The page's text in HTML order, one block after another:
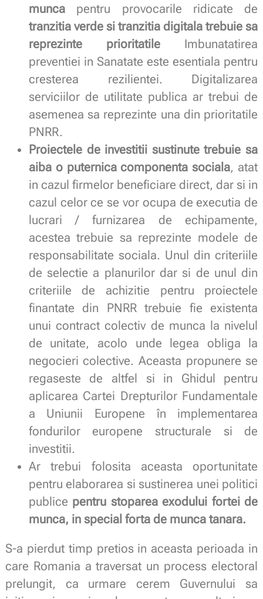
muncapentru provocarile ridicate de
tranzitia verde si tranzitia digitala trebuie sa
reprezinte prioritatile Imbunatatirea
preventiei in Sanatate este esentiala pentru
cresterea rezilientei. Digitalizarea
serviciilor de utilitate publica ar trebui de
asemenea sa reprezinte una din prioritatile
PNRR.
Proiectele de investitii sustinute trebuie sa
aiba o puternica componenta sociala, atat
in cazul firmelor beneficiare direct, dar si in
cazul celor ce se vor ocupa de executia de
lucrari / furnizarea de echipamente,
acestea trebuie sa reprezinte modele de
responsabilitate sociala. Unul din criteriile
de selectie a planurilor dar si de unul din
criteriile de achizitie pentru proiectele
finantate din PNRR trebuie fie existenta
unui contract colectiv de munca la nivelul
de unitate, acolo unde legea obliga la
negocieri colective. Aceasta propunere se
regaseste de altfel si in Ghidul pentru
aplicarea Cartei Drepturilor Fundamentale
a Uniunii Europene în implementarea
fondurilor europene structurale si de
investitii.
Ar trebui folosita aceasta oportunitate
pentru elaborarea si sustinerea unei politici
publice pentru stoparea exodului fortei de
munca, in special forta de munca tanara.
S-a pierdut timp pretios in aceasta perioada in
care Romania a traversat un process electoral
prelungit, ca urmare cerem Guvernului sa